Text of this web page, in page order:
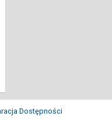
Dostępności